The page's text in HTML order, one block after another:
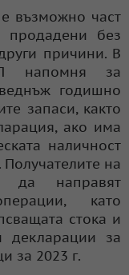
възможно част
продадени без
причини. В
напомня за
годишно
запаси, както
ако има
наличност
на
да направят
като
стока и
декларации за
за 2023 г.